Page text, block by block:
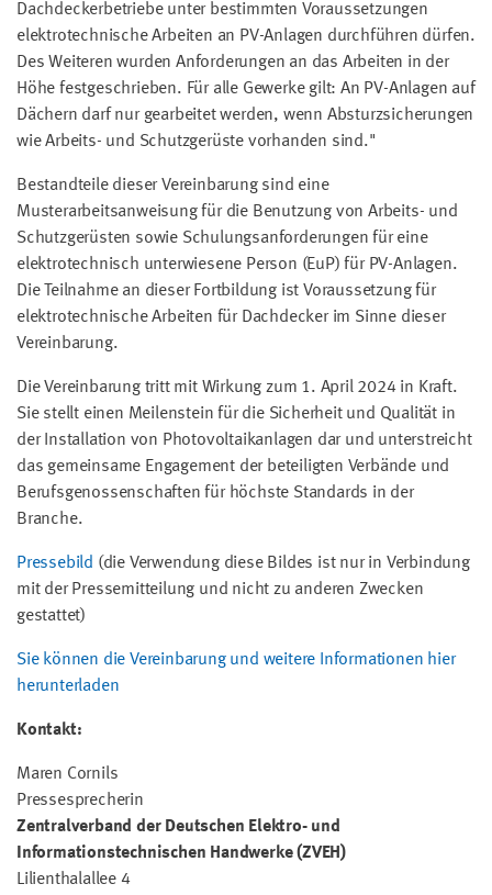
Dachdeckerbetriebe unter bestimmten Voraussetzungen
elektrotechnische Arbeiten an PV-Anlagen durchführen dürfen.
Des Weiteren wurden Anforderungen an das Arbeiten in der
Höhe festgeschrieben. Für alle Gewerke gilt: An PV-Anlagen auf
Dächern darf nur gearbeitet werden, wenn Absturzsicherungen
wie Arbeits- und Schutzgerüste vorhanden sind."
Bestandteile dieser Vereinbarung sind eine
Musterarbeitsanweisung für die Benutzung von Arbeits- und
Schutzgerüsten sowie Schulungsanforderungen für eine
elektrotechnisch unterwiesene Person (EuP) für PV-Anlagen.
Die Teilnahme an dieser Fortbildung ist Voraussetzung für
elektrotechnische Arbeiten für Dachdecker im Sinne dieser
Vereinbarung.
Die Vereinbarung tritt mit Wirkung zum 1. April 2024 in Kraft.
Sie stellt einen Meilenstein für die Sicherheit und Qualität in
der Installation von Photovoltaikanlagen dar und unterstreicht
das gemeinsame Engagement der beteiligten Verbände und
Berufsgenossenschaften für höchste Standards in der
Branche.
Pressebild (die Verwendung diese Bildes ist nur in Verbindung
mit der Pressemitteilung und nicht zu anderen Zwecken
gestattet)
Sie können die Vereinbarung und weitere Informationen hier
herunterladen
Kontakt:
Maren Cornils
Pressesprecherin
Zentralverband der Deutschen Elektro- und
Informationstechnischen Handwerke (ZVEH)
Lilienthalallee 4